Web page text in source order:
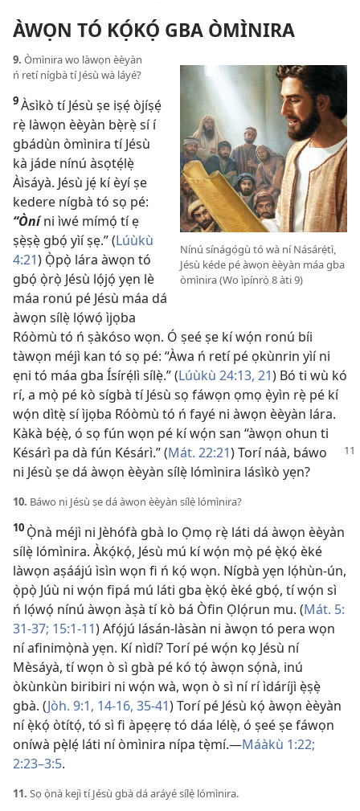
ÀWỌN TÓ KỌ́KỌ́ GBA ÒMÌNIRA
Nínú sínágọ́gù tó wà ní Násárẹ́tì,
Jésù kéde pé àwọn èèyàn máa gba
òmìnira (Wo ìpínrọ̀ 8 àti 9)
9. Òmìnira wo làwọn èèyàn
ń retí nígbà tí Jésù wà láyé?
9Àsìkò tí Jésù ṣe iṣẹ́ òjíṣẹ́
rẹ̀ làwọn èèyàn bẹ̀rẹ̀ sí í
gbádùn òmìnira tí Jésù
kà jáde nínú àsọtẹ́lẹ̀
Àìsáyà. Jésù jẹ́ kí èyí ṣe
kedere nígbà tó sọ pé:
“Òníni ìwé mímọ́ tí ẹ
ṣẹ̀ṣẹ̀ gbọ́ yìí ṣẹ.” (Lúùkù
4:21) Ọ̀pọ̀ lára àwọn tó
gbọ́ ọ̀rọ̀ Jésù lọ́jọ́ yẹn lè
máa ronú pé Jésù máa dá
àwọn sílẹ̀ lọ́wọ́ ìjọba
Róòmù tó ń ṣàkóso wọn. Ó ṣeé ṣe kí wọ́n ronú bíi
tàwọn méjì kan tó sọ pé: “Àwa ń retí pé ọkùnrin yìí ni
ẹni tó máa gba Ísírẹ́lì sílẹ̀.” (Lúùkù 24:​13, 21) Bó ti wù kó
rí, a mọ̀ pé kò sígbà tí Jésù sọ fáwọn ọmọ ẹ̀yìn rẹ̀ pé kí
wọ́n dìtẹ̀ sí ìjọba Róòmù tó ń fayé ni àwọn èèyàn lára.
Kàkà bẹ́ẹ̀, ó sọ fún wọn pé kí wọ́n san “àwọn ohun ti
Késárì pa dà fún Késárì.”(Mát. 22:21) Torí náà, báwo
ni Jésù ṣe dá àwọn èèyàn sílẹ̀ lómìnira lásìkò yẹn?
10. Báwo ni Jésù ṣe dá àwọn èèyàn sílẹ̀ lómìnira?
10 Ọ̀nà méjì ni Jèhófà gbà lo Ọmọ rẹ̀ láti dá àwọn èèyàn
sílẹ̀ lómìnira. Àkọ́kọ́, Jésù mú kí wọ́n mọ̀ pé ẹ̀kọ́ èké
làwọn aṣáájú ìsìn wọn fi ń kọ́ wọn. Nígbà yẹn lọ́hùn-ún,
ọ̀pọ̀ Júù ni wọ́n fipá mú láti gba ẹ̀kọ́ èké gbọ́, tí wọ́n sì
ń lọ́wọ́ nínú àwọn àṣà tí kò bá Òfin Ọlọ́run mu. (Mát. 5:​
31-37; 15:​1-11) Afọ́jú lásán-làsàn ni àwọn tó pera wọn
ní afinimọ̀nà yẹn. Kí nìdí? Torí pé wọ́n kọ Jésù ní
Mèsáyà, tí wọn ò sì gbà pé kó tọ́ àwọn sọ́nà, inú
òkùnkùn biribiri ni wọ́n wà, wọn ò sì ní rí ìdáríjì ẹ̀ṣẹ̀
gbà. (Jòh. 9:​1, 14-16, 35-41) Torí pé Jésù kọ́ àwọn èèyàn
ní ẹ̀kọ́ òtítọ́, tó sì fi àpẹẹrẹ tó dáa lélẹ̀, ó ṣeé ṣe fáwọn
oníwà pẹ̀lẹ́ láti ní òmìnira nípa tẹ̀mí.​—Máàkù 1:22;
2:23–3:5.
11. Sọ ọ̀nà kejì tí Jésù gbà dá aráyé sílẹ̀ lómìnira.